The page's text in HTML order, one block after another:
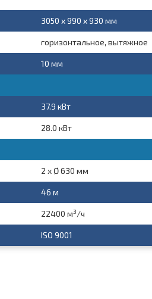
3050 x 990 x 930 мм
горизонтальное, вытяжное
10 мм
37.9 кВт
28.0 кВт
2 x Ø 630 мм
46 м
22400 м3/ч
ISO 9001